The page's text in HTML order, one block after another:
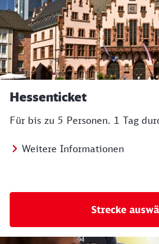
Hessenticket
Für bis zu 5 Personen. 1 Tag
Weitere Informationen
Strecke